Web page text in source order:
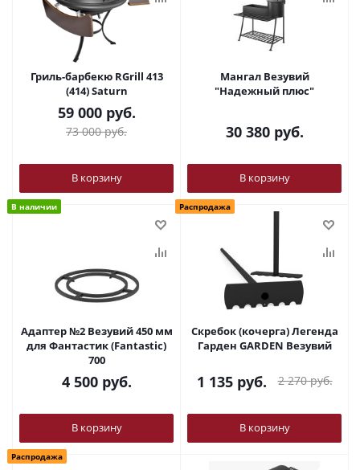
Гриль-барбекю RGrill 413
(414) Saturn
59 000руб.
73 000руб.
В корзину
Мангал Везувий
"Надежный плюс"
30 380руб.
В корзину
В наличии
Адаптер №2 Везувий 450 мм
для Фантастик (Fantastic)
700
4 500руб.
В корзину
Распродажа
Скребок (кочерга) Легенда
Гарден GARDEN Везувий
1 135руб. 2 270руб.
В корзину
Распродажа